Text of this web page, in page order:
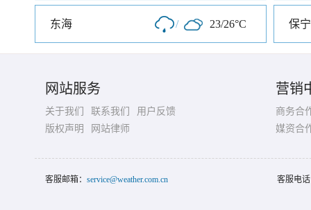
东海 / 23/26°C 保宁
网站服务
关于我们 联系我们
用户反馈
版权声明
网站律师
营销
商务合
媒资合
客服邮箱： service@weather.com.cn 客服电